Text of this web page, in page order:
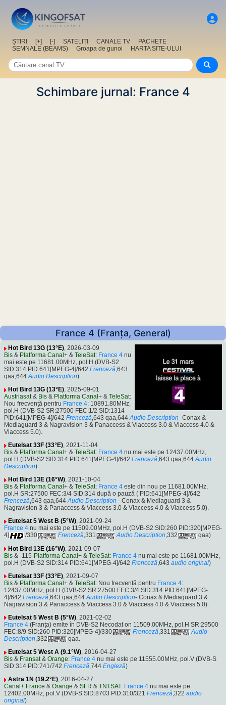
ȘTIRI [+] [-] SATELIȚI CANALE TV
PACHETE
SEMNALE (BEAMS)
Groapa de gunoi HARTA SITE-ULUI
Schimbare jurnal: France 4
France 4 (Franța, General)
Hot Bird 13G (13°E), 2026-03-09
Bis & Platforma Canal+ & TeleSat: France 4 nu
mai este pe 11681.00MHz, pol.H (DVB-S2
SID:314 PID:641[MPEG-4]/642 Frenceză,643
qaa,644 Audio Description)
Hot Bird 13G (13°E), 2025-09-01
Austriasat& Bis & Platforma Canal+ & TeleSat:
Nou frecvență pentru France 4: 10891.80MHz,
pol.H (DVB-S2 SR:27500 FEC:1/2 SID:1314
PID:641[MPEG-4]/642 Frenceză,643 qaa,644 Audio Description- Conax &
Mediaguard 3 & Nagravision 3 & Panaccess & Viaccess 3.0 & Viaccess 4.0 &
Viaccess 5.0).
Eutelsat 33F (33°E), 2021-11-04
Bis & Platforma Canal+ & TeleSat: France 4 nu mai este pe 12437.00MHz,
pol.H (DVB-S2 SID:314 PID:641[MPEG-4]/642 Frenceză,643 qaa,644 Audio
Description)
Hot Bird 13E (16°W), 2021-10-04
Bis & Platforma Canal+ & TeleSat: France 4 este din nou pe 11681.00MHz,
pol.H SR:27500 FEC:3/4 SID:314 după o pauză ( PID:641[MPEG-4]/642
Frenceză,643 qaa,644 Audio Description - Conax & Mediaguard 3 &
Nagravision 3 & Panaccess & Viaccess 3.0 & Viaccess 4.0 & Viaccess 5.0).
Eutelsat 5 West B (5°W), 2021-09-24
France 4 nu mai este pe 11509.00MHz, pol.H (DVB-S2 SID:260 PID:320[MPEG-
4]
/330 Frenceză,331 Audio Description,332
qaa)
Hot Bird 13E (16°W) , 2021-09-07
Bis & -115-Platforma Canal+ & TeleSat: France 4 nu mai este pe 11681.00MHz,
pol.H (DVB-S2 SID:314 PID:641[MPEG-4]/642 Frenceză ,643 audio original)
Eutelsat 33F (33°E) , 2021-09-07
Bis & Platforma Canal+ & TeleSat: Nou frecvență pentru France 4:
12437.00MHz, pol.H (DVB-S2 SR:27500 FEC:3/4 SID:314 PID:641[MPEG-
4]/642 Frenceză ,643 qaa,644 Audio Description- Conax & Mediaguard 3 &
Nagravision 3 & Panaccess & Viaccess 3.0 & Viaccess 4.0 & Viaccess 5.0).
Eutelsat 5 West B (5°W) , 2021-02-02
France 4 (Franța) emite în DVB-S2 Necodat on 11509.00MHz, pol.H SR:29500
FEC:8/9 SID:260 PID:320[MPEG-4]/330
Frenceză ,331
Audio
Description,332
qaa.
Eutelsat 5 West A (9.1°W), 2016-04-27
Bis & Fransat& Orange: France 4 nu mai este pe 11555.00MHz, pol.V (DVB-S
SID:314 PID:741/742 Frenceză,744 Engleză)
Astra 1N (19.2°E), 2016-04-27
Canal+ France & Orange & SFR & TNTSAT: France 4 nu mai este pe
12402.00MHz, pol.V (DVB-S SID:8703 PID:310/321 Frenceză,322 audio
original)